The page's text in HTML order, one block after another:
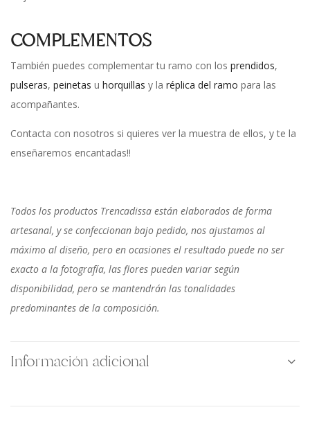
COMPLEMENTOS
También puedes complementar tu ramo con los prendidos,
pulseras, peinetas u horquillas y la réplica del ramo para las
acompañantes.
Contacta con nosotros si quieres ver la muestra de ellos, y te la
enseñaremos encantadas!!
Todos los productos Trencadissa están elaborados de forma
artesanal, y se confeccionan bajo pedido, nos ajustamos al
máximo al diseño, pero en ocasiones el resultado puede no ser
exacto a la fotografía, las flores pueden variar según
disponibilidad, pero se mantendrán las tonalidades
predominantes de la composición.
Información adicional